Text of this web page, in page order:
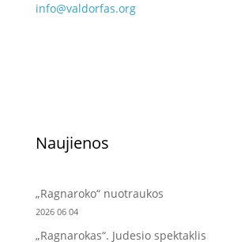
info@valdorfas.org
Naujienos
„Ragnaroko“ nuotraukos
2026 06 04
„Ragnarokas“. Judesio spektaklis